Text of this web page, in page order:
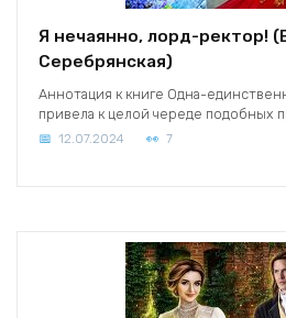
Я нечаянно, лорд-ректор!
Серебрянская)
Аннотация к книге Одна-
привела к целой череде подобных
12.07.2024 7